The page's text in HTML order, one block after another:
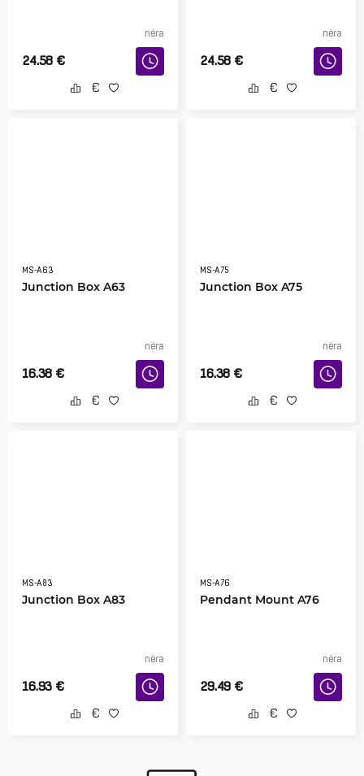
nėra
24.58 €
nėra
24.58 €
MS-A63
Junction Box A63
nėra
16.38 €
MS-A75
Junction Box A75
nėra
16.38 €
MS-A83
Junction Box A83
nėra
16.93 €
MS-A76
Pendant Mount A76
nėra
29.49 €